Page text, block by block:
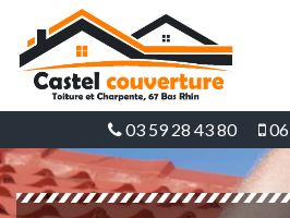
03 59 28 43 80